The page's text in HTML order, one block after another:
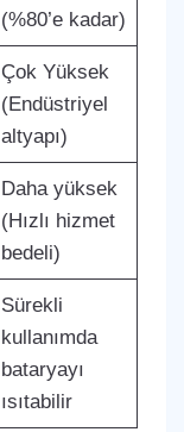
(%80’e kadar)
Çok Yüksek
(Endüstriyel
altyapı)
Daha yüksek
(Hızlı hizmet
bedeli)
Sürekli
kullanımda
bataryayı
ısıtabilir